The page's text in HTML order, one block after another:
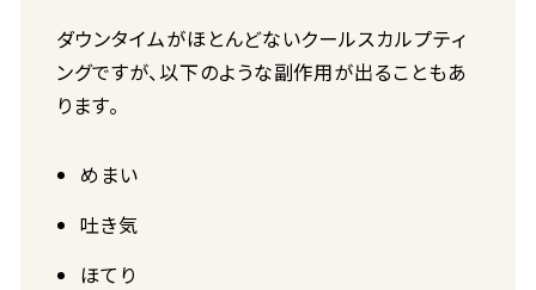
ダウンタイムがほとんどないクールスカルプティ
ングですが、以下のような副作用が出ることもあ
ります。
めまい
吐き気
ほてり